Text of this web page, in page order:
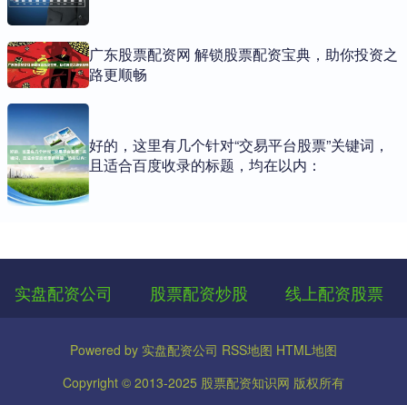
广东股票配资网 解锁股票配资宝典，助你投资之
路更顺畅
好的，这里有几个针对“交易平台股票”关键词，
且适合百度收录的标题，均在以内：
实盘配资公司 股票配资炒股 线上配资股票
Powered by 实盘配资公司 RSS地图 HTML地图
Copyright © 2013-2025 股票配资知识网 版权所有